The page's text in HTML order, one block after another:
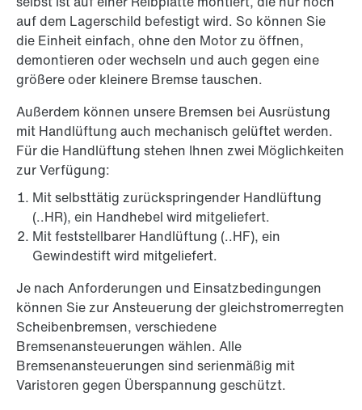
auf dem Lagerschild befestigt wird. So können Sie
die Einheit einfach, ohne den Motor zu öffnen,
demontieren oder wechseln und auch gegen eine
größere oder kleinere Bremse tauschen.
Außerdem können unsere Bremsen bei Ausrüstung
mit Handlüftung auch mechanisch gelüftet werden.
Für die Handlüftung stehen Ihnen zwei Möglichkeiten
zur Verfügung:
Mit selbsttätig zurückspringender Handlüftung
(..HR), ein Handhebel wird mitgeliefert.
Mit feststellbarer Handlüftung (..HF), ein
Gewindestift wird mitgeliefert.
Je nach Anforderungen und Einsatzbedingungen
können Sie zur Ansteuerung der gleichstromerregten
Scheibenbremsen, verschiedene
Bremsenansteuerungen wählen. Alle
Bremsenansteuerungen sind serienmäßig mit
Varistoren gegen Überspannung geschützt.